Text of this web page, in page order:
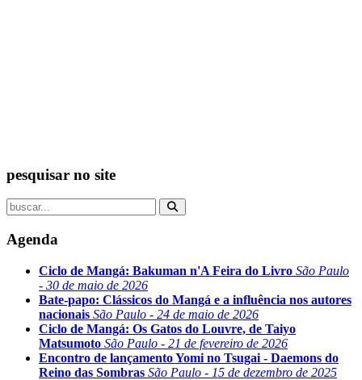
pesquisar no site
Agenda
Ciclo de Mangá: Bakuman n'A Feira do Livro São Paulo
- 30 de maio de 2026
Bate-papo: Clássicos do Mangá e a influência nos autores
nacionais São Paulo - 24 de maio de 2026
Ciclo de Mangá: Os Gatos do Louvre, de Taiyo
Matsumoto São Paulo - 21 de fevereiro de 2026
Encontro de lançamento Yomi no Tsugai - Daemons do
Reino das Sombras São Paulo - 15 de dezembro de 2025